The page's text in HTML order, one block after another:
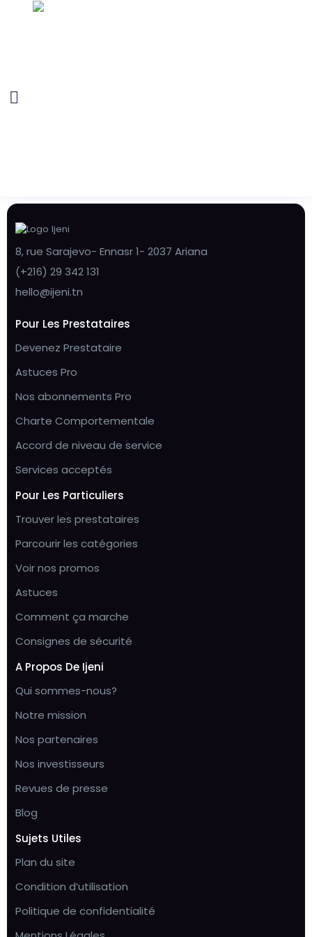
8, rue Sarajevo- Ennasr 1- 2037 Ariana
(+216) 29 342 131
hello@ijeni.tn
Pour Les Prestataires
Devenez Prestataire
Astuces Pro
Nos abonnements Pro
Charte Comportementale
Accord de niveau de service
Services acceptés
Pour Les Particuliers
Trouver les prestataires
Parcourir les catégories
Voir nos promos
Astuces
Comment ça marche
Consignes de sécurité
A Propos De Ijeni
Qui sommes-nous?
Notre mission
Nos partenaires
Nos investisseurs
Revues de presse
Blog
Sujets Utiles
Plan du site
Condition d’utilisation
Politique de confidentialité